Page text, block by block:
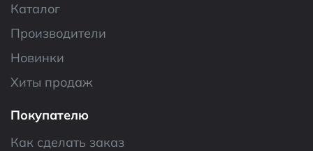
Каталог
Производители
Новинки
Хиты продаж
Покупателю
Как сделать заказ